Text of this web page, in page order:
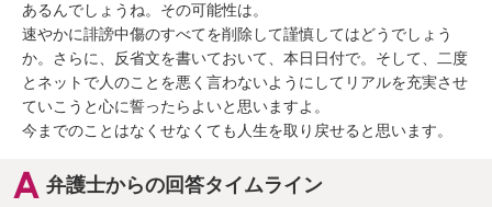
あるんでしょうね。その可能性は。
速やかに誹謗中傷のすべてを削除して謹慎してはどうでしょう
か。さらに、反省文を書いておいて、本日日付で。そして、二度
とネットで人のことを悪く言わないようにしてリアルを充実させ
ていこうと心に誓ったらよいと思いますよ。
今までのことはなくせなくても人生を取り戻せると思います。
弁護士からの回答タイムライン